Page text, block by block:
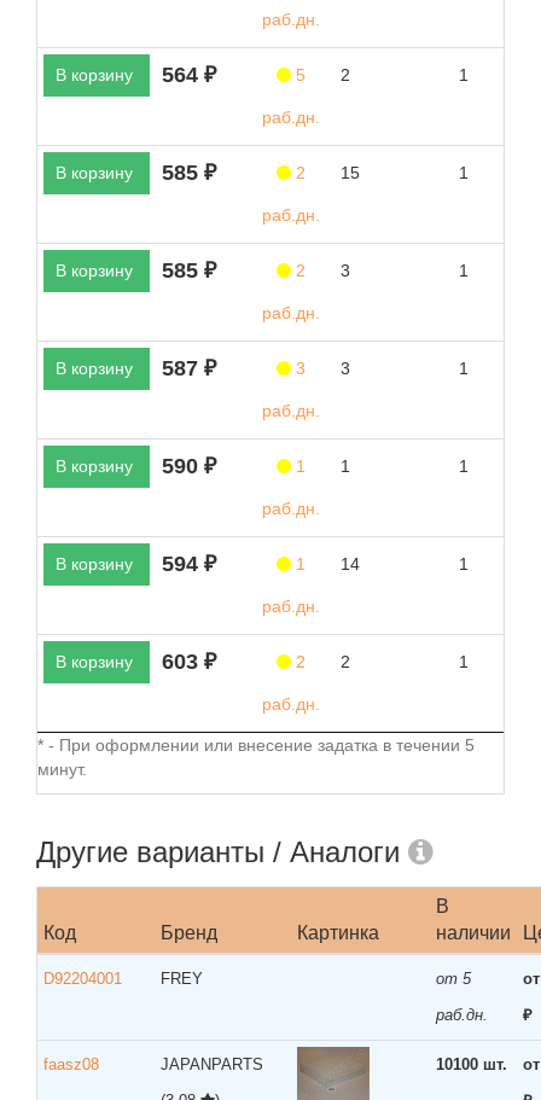
раб.дн.
В корзину 564 ₽ 5
раб.дн.
2 1
В корзину 585 ₽ 2
раб.дн.
15 1
В корзину 585 ₽ 2
раб.дн.
3 1
В корзину 587 ₽ 3
раб.дн.
3 1
В корзину 590 ₽ 1
раб.дн.
1 1
В корзину 594 ₽ 1
раб.дн.
14 1
В корзину 603 ₽ 2
раб.дн.
2 1
* - При оформлении или внесение задатка в течении 5
минут.
Другие варианты / Аналоги
Код Бренд Картинка
В
наличии
D92204001 FREY
от 5
раб.дн.
₽
faasz08
JAPANPARTS
10100 шт.